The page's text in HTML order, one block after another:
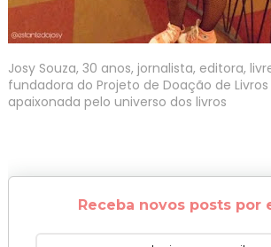
Josy Souza, 30 anos, jornalista, editora,
fundadora do Projeto de Doação de
apaixonada pelo universo dos livros
Receba novos posts por